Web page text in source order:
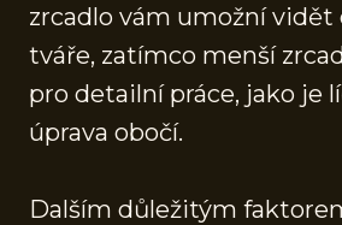
zrcadlo vám umožní vidět
tváře, zatímco menší
pro detailní práce, jako je
úprava obočí.
Dalším důležitým